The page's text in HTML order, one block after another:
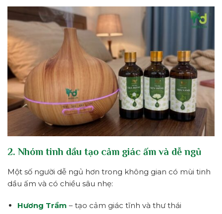
2. Nhóm tinh dầu tạo cảm giác ấm và dễ ngủ
Một số người dễ ngủ hơn trong không gian có mùi tinh
dầu ấm và có chiều sâu nhẹ:
Hương Trầm – tạo cảm giác tĩnh và thư thái